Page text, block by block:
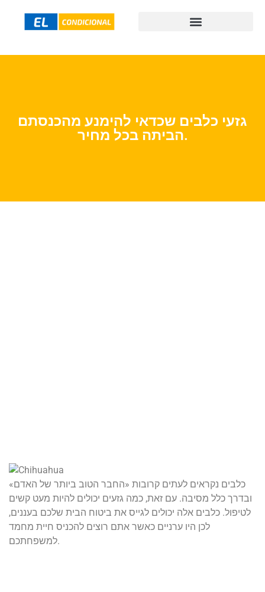
גזעי כלבים שכדאי להימנע מהכנסתם
הביתה בכל מחיר.
כלבים נקראים לעתים קרובות «החבר הטוב ביותר של האדם»
ובדרך כלל מסיבה. עם זאת, כמה גזעים יכולים להיות מעט קשים
לטיפול. כלבים אלה יכולים לגייס את ביטוח הבית שלכם בעננים,
לכן היו ערניים כאשר אתם רוצים להכניס חיית מחמד
למשפחתכם.